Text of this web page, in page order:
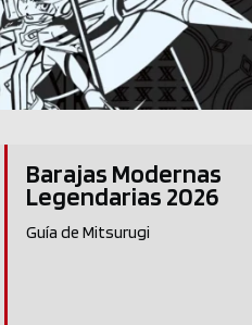
Barajas Modernas
Legendarias 2026
Guía de Mitsurugi